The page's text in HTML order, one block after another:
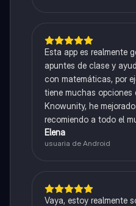
Esta app es realmente
apuntes de clase y
con matemáticas, por
tiene muchas opciones
Knowunity, he
recomiendo a todo el
Elena
usuaria de Android
Vaya, estoy realmente